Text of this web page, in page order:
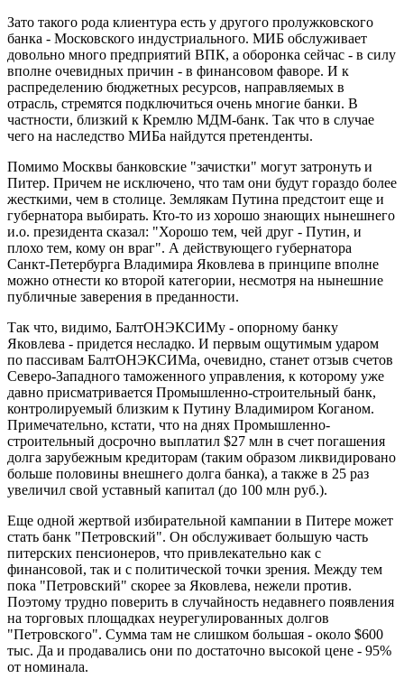
Зато такого рода клиентура есть у другого пролужковского
банка - Московского индустриального. МИБ обслуживает
довольно много предприятий ВПК, а оборонка сейчас - в силу
вполне очевидных причин - в финансовом фаворе. И к
распределению бюджетных ресурсов, направляемых в
отрасль, стремятся подключиться очень многие банки. В
частности, близкий к Кремлю МДМ-банк. Так что в случае
чего на наследство МИБа найдутся претенденты.
Помимо Москвы банковские "зачистки" могут затронуть и
Питер. Причем не исключено, что там они будут гораздо более
жесткими, чем в столице. Землякам Путина предстоит еще и
губернатора выбирать. Кто-то из хорошо знающих нынешнего
и.о. президента сказал: "Хорошо тем, чей друг - Путин, и
плохо тем, кому он враг". А действующего губернатора
Санкт-Петербурга Владимира Яковлева в принципе вполне
можно отнести ко второй категории, несмотря на нынешние
публичные заверения в преданности.
Так что, видимо, БалтОНЭКСИМу - опорному банку
Яковлева - придется несладко. И первым ощутимым ударом
по пассивам БалтОНЭКСИМа, очевидно, станет отзыв счетов
Северо-Западного таможенного управления, к которому уже
давно присматривается Промышленно-строительный банк,
контролируемый близким к Путину Владимиром Коганом.
Примечательно, кстати, что на днях Промышленно-
строительный досрочно выплатил $27 млн в счет погашения
долга зарубежным кредиторам (таким образом ликвидировано
больше половины внешнего долга банка), а также в 25 раз
увеличил свой уставный капитал (до 100 млн руб.).
Еще одной жертвой избирательной кампании в Питере может
стать банк "Петровский". Он обслуживает большую часть
питерских пенсионеров, что привлекательно как с
финансовой, так и с политической точки зрения. Между тем
пока "Петровский" скорее за Яковлева, нежели против.
Поэтому трудно поверить в случайность недавнего появления
на торговых площадках неурегулированных долгов
"Петровского". Сумма там не слишком большая - около $600
тыс. Да и продавались они по достаточно высокой цене - 95%
от номинала.